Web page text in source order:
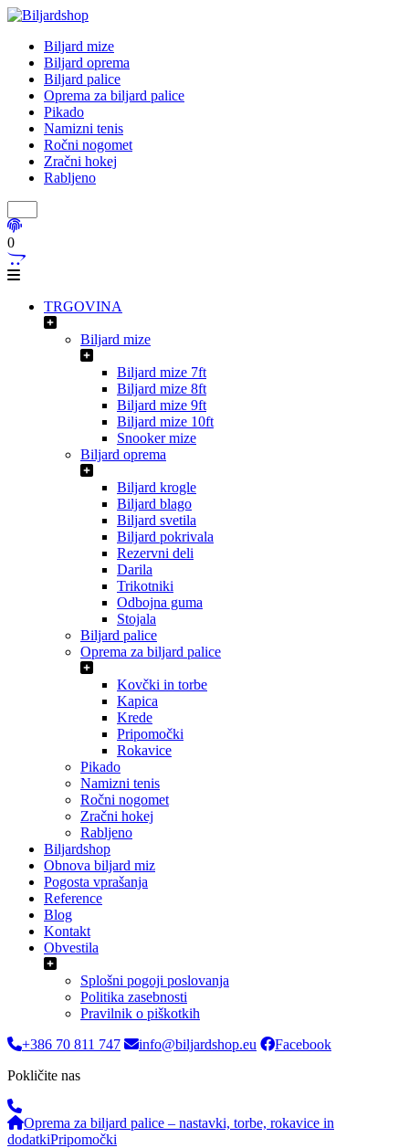
Biljard mize
Biljard oprema
Biljard palice
Oprema za biljard palice
Pikado
Namizni tenis
Ročni nogomet
Zračni hokej
Rabljeno
0
TRGOVINA
Biljard mize
Biljard mize 7ft
Biljard mize 8ft
Biljard mize 9ft
Biljard mize 10ft
Snooker mize
Biljard oprema
Biljard krogle
Biljard blago
Biljard svetila
Biljard pokrivala
Rezervni deli
Darila
Trikotniki
Odbojna guma
Stojala
Biljard palice
Oprema za biljard palice
Kovčki in torbe
Kapica
Krede
Pripomočki
Rokavice
Pikado
Namizni tenis
Ročni nogomet
Zračni hokej
Rabljeno
Biljardshop
Obnova biljard miz
Pogosta vprašanja
Reference
Blog
Kontakt
Obvestila
Splošni pogoji poslovanja
Politika zasebnosti
Pravilnik o piškotkih
+386 70 811 747
info@biljardshop.eu
Facebook
Pokličite nas
Oprema za biljard palice – nastavki, torbe, rokavice in
dodatkiPripomočki